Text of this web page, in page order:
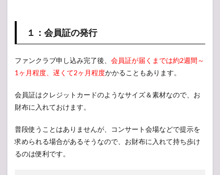
ケッ
優遇
1.4
メー
ル伝
言板
ビス
1.5
５：
１：会員証の発行
ファンクラブ申し込み完了後、 会員証が届くまでは約2週間～
1ヶ月程度、遅くて2ヶ月程度かかることもあります。
会員証はクレジットカードのようなサイズ＆素材なので、お
財布に入れておけます。
普段使うことはありませんが、コンサート会場などで提示を
求められる場合があるそうなので、お財布に入れて持ち歩け
るのは便利です。